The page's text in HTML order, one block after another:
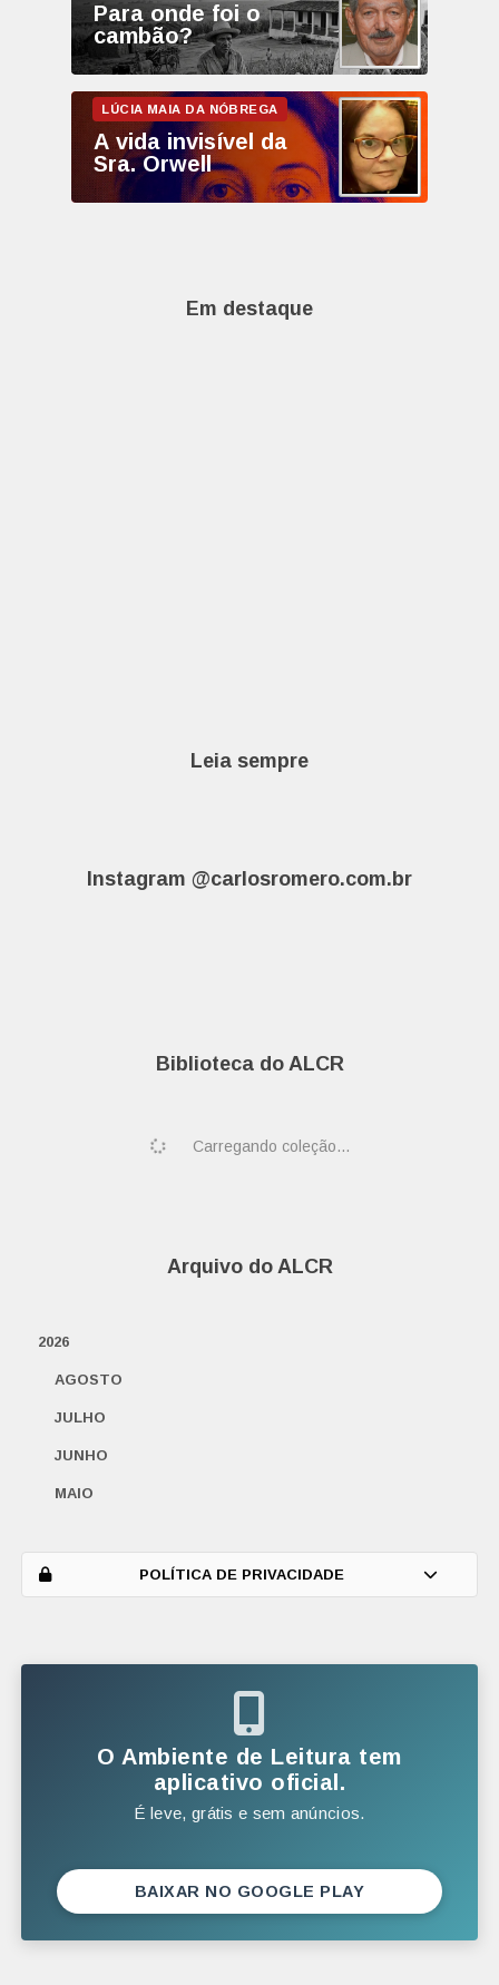
Para onde foi o
cambão?
A vida invisível da
Sra. Orwell
Em destaque
Leia sempre
Instagram @carlosromero.com.br
Biblioteca do ALCR
Carregando coleção...
Arquivo do ALCR
2026
AGOSTO
JULHO
JUNHO
MAIO
AGOSTO
POLÍTICA DE PRIVACIDADE
O Ambiente de Leitura tem
aplicativo oficial.
É leve, grátis e sem anúncios.
BAIXAR NO GOOGLE PLAY